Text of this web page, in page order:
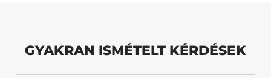
GYAKRAN ISMÉTELT KÉRDÉSEK